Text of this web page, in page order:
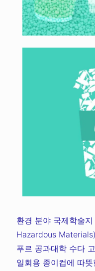
환경 분야 국제학술
Hazardous
푸르 공과대학 수다
일회용 종이컵에 따